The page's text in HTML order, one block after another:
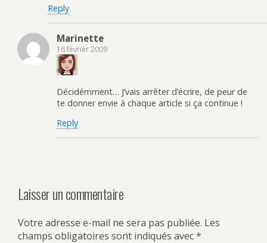
Reply
Marinette
16 février 2009
Décidémment… J’vais arrêter d’écrire, de peur de
te donner envie à chaque article si ça continue !
Reply
Laisser un commentaire
Votre adresse e-mail ne sera pas publiée. Les
champs obligatoires sont indiqués avec*